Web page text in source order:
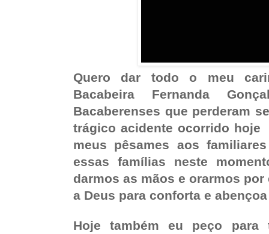
Quero dar todo o meu
Bacabeira Fernanda
Bacaberenses que perderam
trágico acidente ocorrido hoje
meus pêsames aos
essas famílias neste
darmos as mãos e orarmos
a Deus para conforta e
Hoje também eu peço